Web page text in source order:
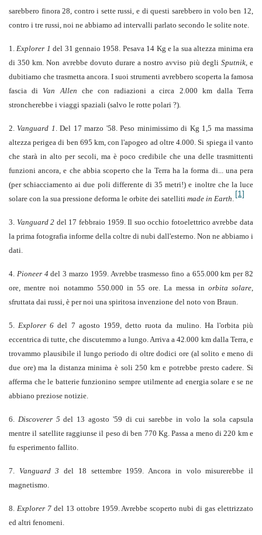
sarebbero finora 28, contro i sette russi, e di questi sarebbero in volo ben 12,
contro i tre russi, noi ne abbiamo ad intervalli parlato secondo le solite note.
1.Explorer 1 del 31 gennaio 1958. Pesava 14 Kg e la sua altezza minima era
di 350 km. Non avrebbe dovuto durare a nostro avviso più degli Sputnik, e
dubitiamo che trasmetta ancora. I suoi strumenti avrebbero scoperta la famosa
fascia di Van Allen che con radiazioni a circa 2.000 km dalla Terra
stroncherebbe i viaggi spaziali (salvo le rotte polari ?).
2. Vanguard 1 . Del 17 marzo '58. Peso minimissimo di Kg 1,5 ma massima
altezza perigea di ben 695 km, con l'apogeo ad oltre 4.000. Si spiega il vanto
che starà in alto per secoli, ma è poco credibile che una delle trasmittenti
funzioni ancora, e che abbia scoperto che la Terra ha la forma di... una pera
(per schiacciamento ai due poli differente di 35 metri!) e inoltre che la luce
solare con la sua pressione deforma le orbite dei satelliti made in Earth.
[1]
3. Vanguard 2 del 17 febbraio 1959. Il suo occhio fotoelettrico avrebbe data
la prima fotografia informe della coltre di nubi dall'esterno. Non ne abbiamo i
dati.
4. Pioneer 4 del 3 marzo 1959. Avrebbe trasmesso fino a 655.000 km per 82
ore, mentre noi notammo 550.000 in 55 ore. La messa in orbita solare,
sfruttata dai russi, è per noi una spiritosa invenzione del noto von Braun.
5.Explorer 6 del 7 agosto 1959, detto ruota da mulino. Ha l'orbita più
eccentrica di tutte, che discutemmo a lungo. Arriva a 42.000 km dalla Terra, e
trovammo plausibile il lungo periodo di oltre dodici ore (al solito e meno di
due ore) ma la distanza minima è soli 250 km e potrebbe presto cadere. Si
afferma che le batterie funzionino sempre utilmente ad energia solare e se ne
abbiano preziose notizie.
6. Discoverer 5del 13 agosto '59 di cui sarebbe in volo la sola capsula
mentre il satellite raggiunse il peso di ben 770 Kg. Passa a meno di 220 km e
fu esperimento fallito.
7. Vanguard 3 del 18 settembre 1959. Ancora in volo misurerebbe il
magnetismo.
8. Explorer 7del 13 ottobre 1959. Avrebbe scoperto nubi di gas elettrizzato
ed altri fenomeni.